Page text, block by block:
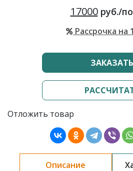
17000руб./
Рассрочка на
ЗАКАЗАТЬ
Отложить товар
Описание